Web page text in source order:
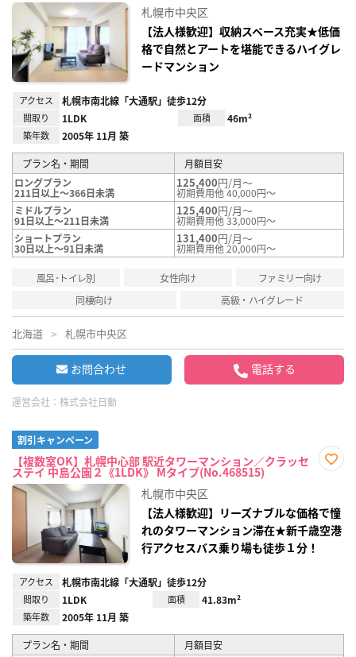
録
札幌市中央区
【法人様歓迎】収納スペース充実★低価
格で自然とアートを堪能できるハイグレ
ードマンション
アクセス 札幌市南北線「大通駅」徒歩12分
間取り 1LDK 面積 46m²
築年数 2005年 11月 築
プラン名・期間
月額目安
ロングプラン
211日以上～366日未満
125,400円/月～
初期費用他 40,000円～
ミドルプラン
91日以上～211日未満
125,400円/月～
初期費用他 33,000円～
ショートプラン
30日以上～91日未満
131,400円/月～
初期費用他 20,000円～
風呂･トイレ別 女性向け
ファミリー向け
同棲向け
高級・ハイグレード
北海道 札幌市中央区
お問合わせ 電話する
運営会社： 株式会社日動
割引キャンペーン
【複数室OK】札幌中心部 駅近タワーマンション／クラッセ
ステイ 中島公園２《1LDK》 Mタイプ(No.468515)
録
札幌市中央区
【法人様歓迎】リーズナブルな価格で憧
れのタワーマンション滞在★新千歳空港
行アクセスバス乗り場も徒歩１分！
アクセス 札幌市南北線「大通駅」徒歩12分
間取り 1LDK 面積 41.83m²
築年数 2005年 11月 築
プラン名・期間
月額目安